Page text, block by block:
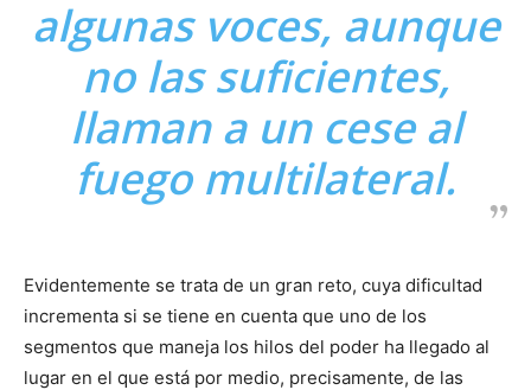
algunas voces, aunque
no las suficientes,
llaman a un cese al
fuego multilateral.
Evidentemente se trata de un gran reto, cuya dificultad
incrementa si se tiene en cuenta que uno de los
segmentos que maneja los hilos del poder ha llegado al
lugar en el que está por medio, precisamente, de las